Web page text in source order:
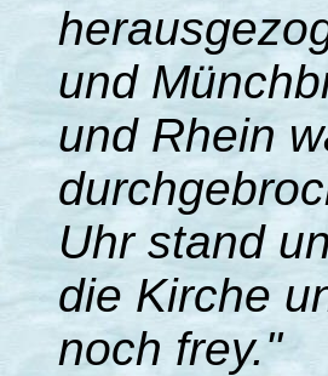
und
und Rhein
Uhr stand
die Kirche
noch frey."